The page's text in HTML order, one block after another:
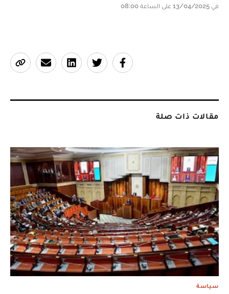
في 13/04/2025 على الساعة 08:00
مقالات ذات صلة
سياسة